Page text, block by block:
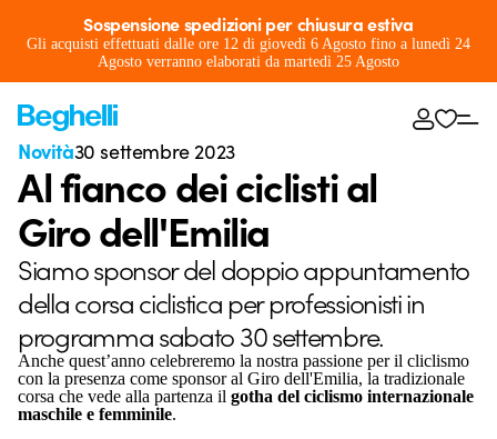
Sospensione spedizioni per chiusura estiva
Gli acquisti effettuati dalle ore 12 di giovedì 6 Agosto fino a lunedì 24
Agosto verranno elaborati da martedì 25 Agosto
Novità30 settembre 2023
Al fianco dei ciclisti al
Giro dell'Emilia
Siamo sponsor del doppio appuntamento
della corsa ciclistica per professionisti in
programma sabato 30 settembre.
Anche quest’anno celebreremo la nostra passione per il cliclismo
con la presenza come sponsor al Giro dell'Emilia, la tradizionale
corsa che vede alla partenza il gotha del ciclismo internazionale
maschile e femminile.